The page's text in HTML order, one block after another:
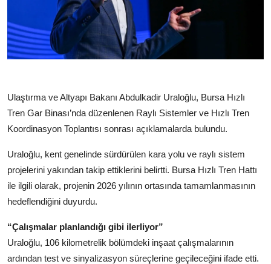
Ulaştırma ve Altyapı Bakanı Abdulkadir Uraloğlu, Bursa Hızlı
Tren Gar Binası’nda düzenlenen Raylı Sistemler ve Hızlı Tren
Koordinasyon Toplantısı sonrası açıklamalarda bulundu.
Uraloğlu, kent genelinde sürdürülen kara yolu ve raylı sistem
projelerini yakından takip ettiklerini belirtti. Bursa Hızlı Tren Hattı
ile ilgili olarak, projenin 2026 yılının ortasında tamamlanmasının
hedeflendiğini duyurdu.
“Çalışmalar planlandığı gibi ilerliyor”
Uraloğlu, 106 kilometrelik bölümdeki inşaat çalışmalarının
ardından test ve sinyalizasyon süreçlerine geçileceğini ifade etti.